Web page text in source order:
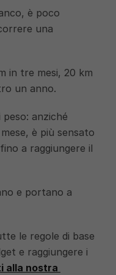
è poco
una
in tre mesi, 20 km
un anno.
anziché
è più sensato
a raggiungere il
e portano a
le regole di base
e raggiungere i
alla nostra